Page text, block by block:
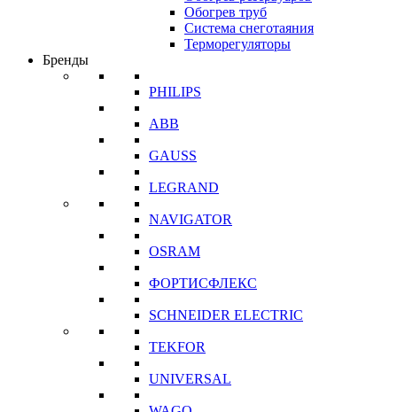
Обогрев труб
Система снеготаяния
Терморегуляторы
Бренды
PHILIPS
ABB
GAUSS
LEGRAND
NAVIGATOR
OSRAM
ФОРТИСФЛЕКС
SCHNEIDER ELECTRIC
TEKFOR
UNIVERSAL